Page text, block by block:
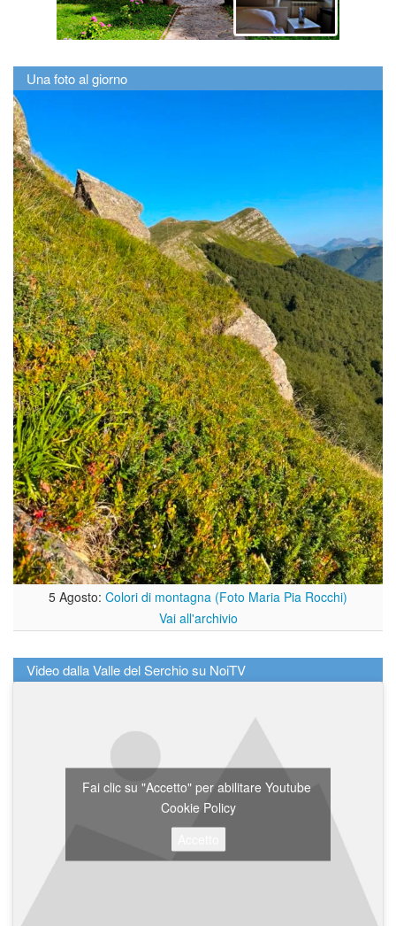
Una foto al giorno
5 Agosto: Colori di montagna (Foto Maria Pia Rocchi)
Vai all'archivio
Video dalla Valle del Serchio su NoiTV
Fai clic su "Accetto" per abilitare Youtube
Cookie Policy